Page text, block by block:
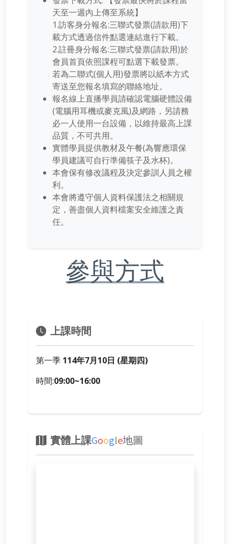
天至一週內上傳至系統】
1.訪客身分報名:三聯式發票(請款用)下
載方式透過信件點選連結進行下載。
2.註冊身分報名:三聯式發票(請款用)於
會員首頁依照課程可點選下載發票。
若為二聯式(個人用)發票將以紙本方式
寄送至您報名填寫的聯絡地址。
報名線上直播學員請確認電腦硬體設備
(電腦用耳機或麥克風)及網路，另請務
必一人使用一台設備，以維持最高上課
品質，不可共用。
實體學員提供教材及午餐(為響應環保
學員建議可自行準備筷子及水杯)。
本會保有修改議程及決定參訓人員之權
利。
本會將遵守個人資料保護法之相關規
定，善盡個人資料檔案安全維護之責
任。
參與方式
上課時間
第一季 114年7月10日 (星期四)
時間:09:00~16:00
實體上課Google地圖